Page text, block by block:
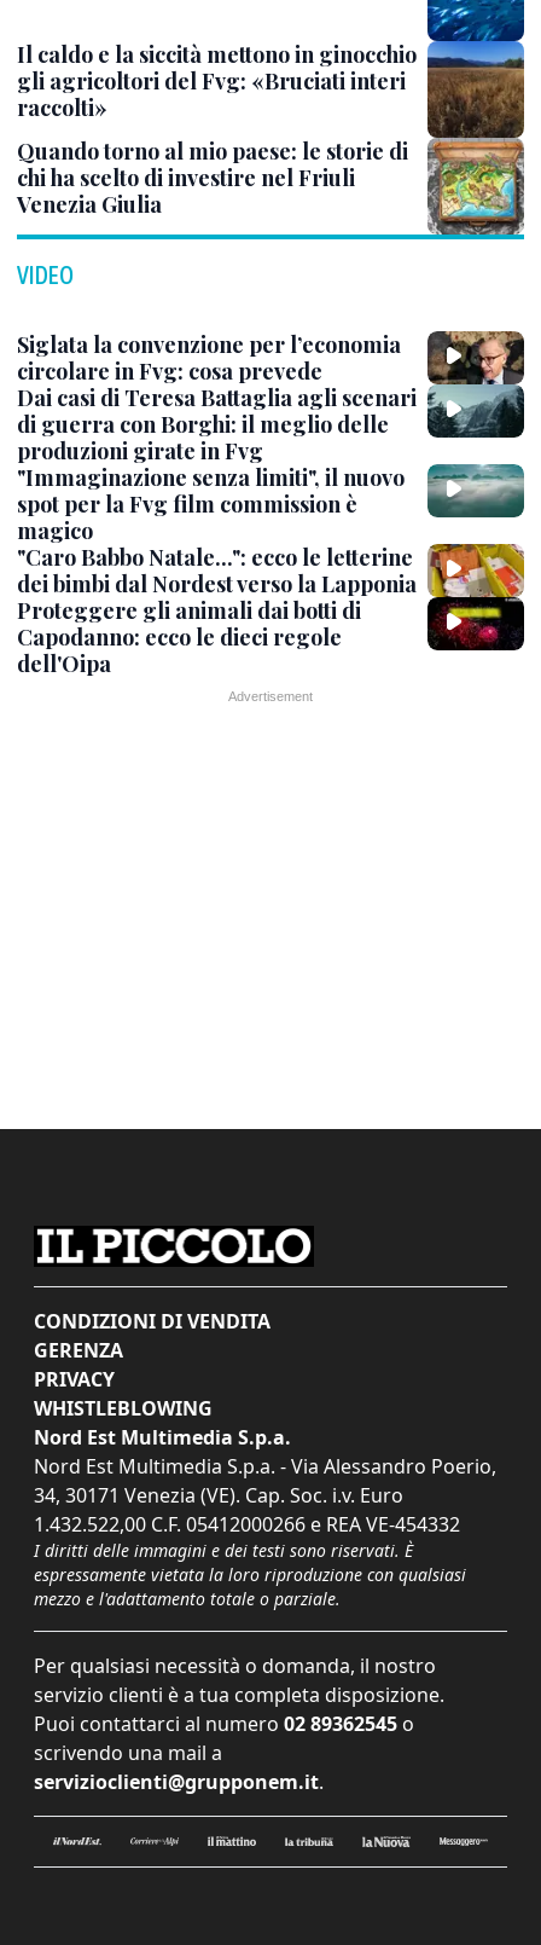
Il caldo e la siccità mettono in ginocchio
gli agricoltori del Fvg: «Bruciati interi
raccolti»
Quando torno al mio paese: le storie di
chi ha scelto di investire nel Friuli
Venezia Giulia
VIDEO
Siglata la convenzione per l’economia
circolare in Fvg: cosa prevede
Dai casi di Teresa Battaglia agli scenari
di guerra con Borghi: il meglio delle
produzioni girate in Fvg
"Immaginazione senza limiti", il nuovo
spot per la Fvg film commission è
magico
"Caro Babbo Natale...": ecco le letterine
dei bimbi dal Nordest verso la Lapponia
Proteggere gli animali dai botti di
Capodanno: ecco le dieci regole
dell'Oipa
CONDIZIONI DI VENDITA
GERENZA
PRIVACY
WHISTLEBLOWING
Nord Est Multimedia S.p.a.
Nord Est Multimedia S.p.a. - Via Alessandro Poerio,
34, 30171 Venezia (VE). Cap. Soc. i.v. Euro
1.432.522,00 C.F. 05412000266 e REA VE-454332
I diritti delle immagini e dei testi sono riservati. È
espressamente vietata la loro riproduzione con qualsiasi
mezzo e l'adattamento totale o parziale.
Per qualsiasi necessità o domanda, il nostro
servizio clienti è a tua completa disposizione.
Puoi contattarci al numero 02 89362545 o
scrivendo una mail a
servizioclienti@grupponem.it.